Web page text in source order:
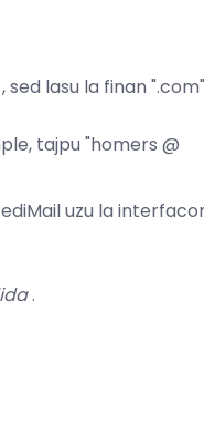
sed lasu la finan ".com"
tajpu "homers @
uzu la
.